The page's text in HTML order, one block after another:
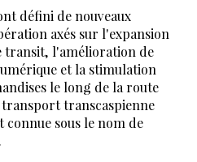
défini de nouveaux
axés sur l'expansion
transit, l'amélioration de
et la stimulation
le long de la route
transcaspienne
connue sous le nom de